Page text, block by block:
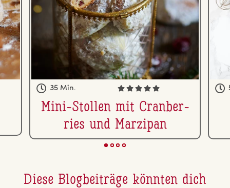
35 Min.
Mini-Stollen mit Cran­ber­
ries und Marzipan
Diese Blog­bei­trä­ge könnten dich